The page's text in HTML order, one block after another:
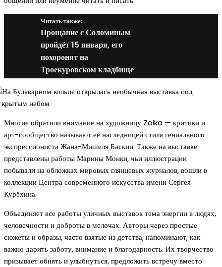
Читать также:
Прощание с Соломиным
пройдёт 15 января, его
похоронят на
Троекуровском кладбище
Многие обратили внимание на художницу Zoika — критики и
арт-сообщество называют её наследницей стиля гениального
экспрессиониста Жана-Мишеля Баскии. Также на выставке
представлены работы Марины Монки, чьи иллюстрации
побывали на обложках мировых глянцевых журналов, вошли в
коллекции Центра современного искусства имени Сергея
Курёхина.
Объединяет все работы уличных выставок тема энергии в людях,
человечности и доброты в мелочах. Авторы через простые
сюжеты и образы, часто взятые из детства, напоминают, как
важно дарить заботу, внимание и благодарность. Их творчество
призывает обнять и улыбнуться, предложить встречу вместо